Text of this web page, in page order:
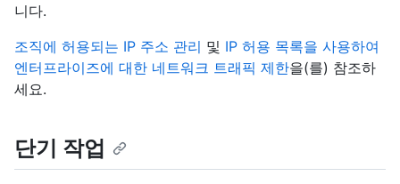
니다.
조직에 허용되는 IP 주소 관리 및 IP 허용 목록을 사용하여
엔터프라이즈에 대한 네트워크 트래픽 제한을(를) 참조하
세요.
단기 작업